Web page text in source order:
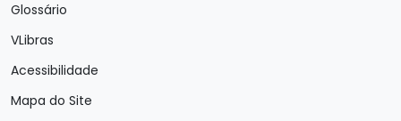
Glossário
VLibras
Acessibilidade
Mapa do Site